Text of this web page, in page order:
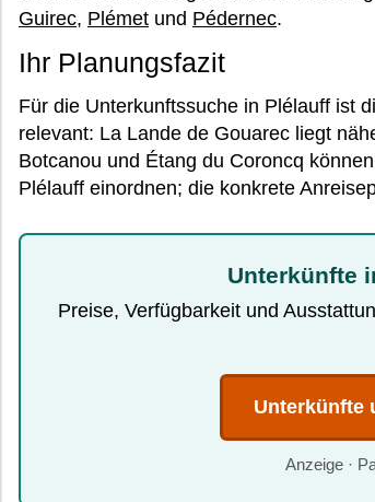
Guirec, Plémet und Pédernec.
Ihr Planungsfazit
Für die Unterkunftssuche in Plélauff ist
relevant: La Lande de Gouarec liegt
Botcanou und Étang du Coroncq
Plélauff einordnen; die konkrete
Unterkünfte
Preise, Verfügbarkeit und
Unterkünfte
Anzeige ·